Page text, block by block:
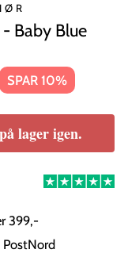
Baby Blue
SPAR 10%
lager igen.
399,-
PostNord